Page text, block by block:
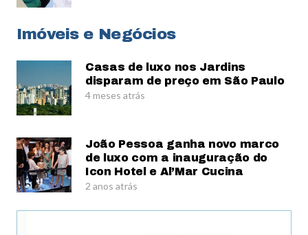
Imóveis e Negócios
Casas de luxo nos Jardins
disparam de preço em São Paulo
4 meses atrás
João Pessoa ganha novo marco
de luxo com a inauguração do
Icon Hotel e Al’Mar Cucina
2 anos atrás